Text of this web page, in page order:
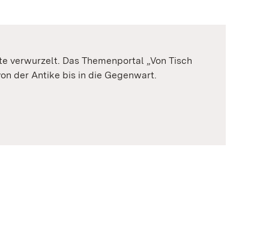
Das Themenportal „Von Tisch
der Antike bis in die Gegenwart.